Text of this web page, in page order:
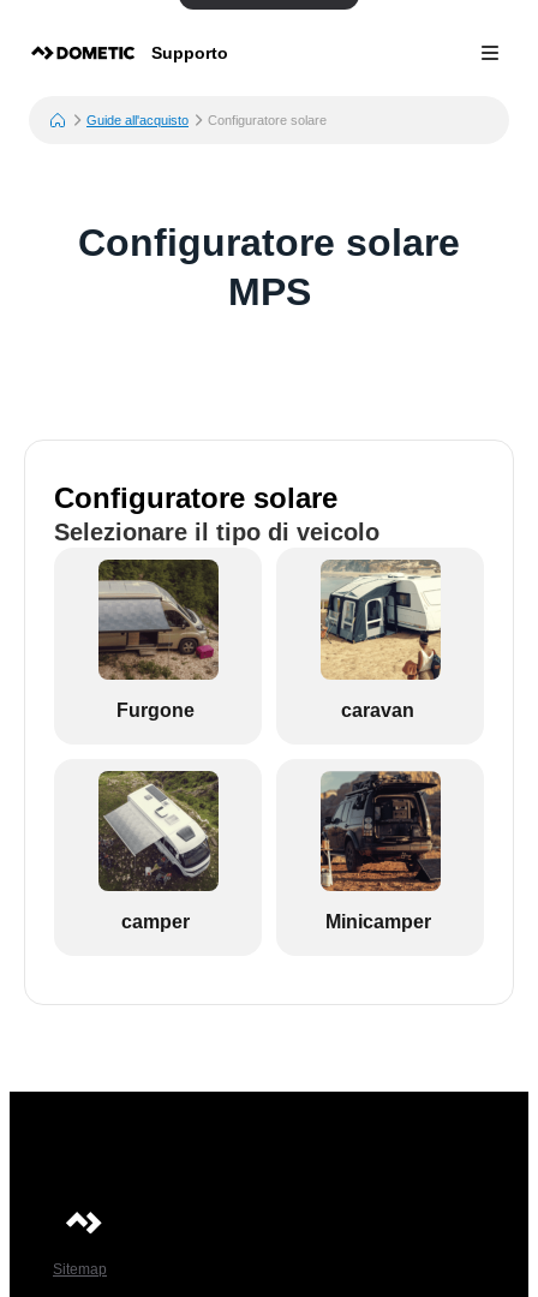
Supporto
Guide all'acquisto Configuratore solare
Configuratore solare
MPS
Configuratore solare
Selezionare il tipo di veicolo
Furgone caravan
camper Minicamper
Sitemap